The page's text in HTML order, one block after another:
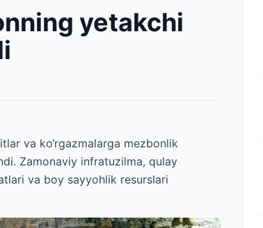
yetakchi
va ko‘rgazmalarga mezbonlik
Zamonaviy infratuzilma, qulay
va boy sayyohlik resurslari